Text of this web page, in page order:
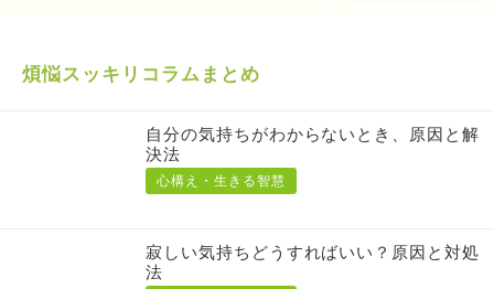
煩悩スッキリコラムまとめ
自分の気持ちがわからないとき、原因と解
決法
心構え・生きる智慧
寂しい気持ちどうすればいい？原因と対処
法